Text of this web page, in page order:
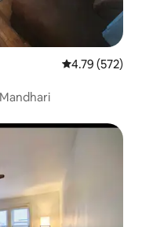
Ukadiriaji wa
4.79 (572)
Mandhari